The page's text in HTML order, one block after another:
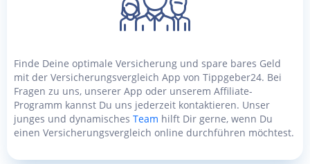
Finde Deine optimale Versicherung und spare bares Geld
mit der Versicherungsvergleich App von Tippgeber24. Bei
Fragen zu uns, unserer App oder unserem Affiliate-
Programm kannst Du uns jederzeit kontaktieren. Unser
junges und dynamisches Team hilft Dir gerne, wenn Du
einen Versicherungsvergleich online durchführen möchtest.